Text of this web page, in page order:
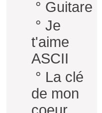
° Guitare
° Je
t'aime
ASCII
° La clé
de mon